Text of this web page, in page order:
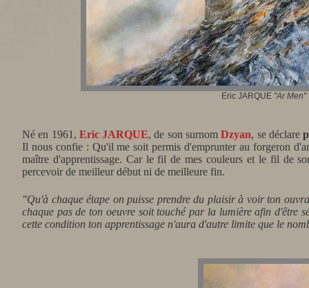
Eric JARQUE "Ar Men"
Né en 1961, Eric JARQUE, de son surnomDzyan, se déclare
Il nous confie : Qu'il me soit permis d'emprunter au forgeron
maître d'apprentissage. Car le fil de mes couleurs et le fil de
percevoir de meilleur début ni de meilleure fin.
"Qu'à chaque étape on puisse prendre du plaisir à voir ton
chaque pas de ton oeuvre soit touché par la lumière afin d'être
cette condition ton apprentissage n'aura d'autre limite que le